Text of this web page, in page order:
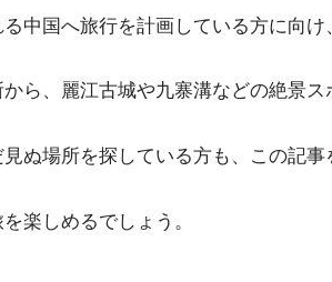
国へ旅行を計画している方に向け
、麗江古城や九寨溝などの絶景ス
場所を探している方も、この記事
楽しめるでしょう。